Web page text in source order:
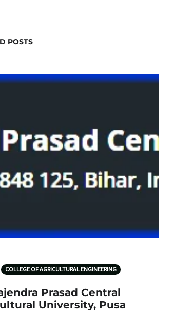
POSTS
COLLEGE OF AGRICULTURAL ENGINEERING
Prasad Central
University, Pusa